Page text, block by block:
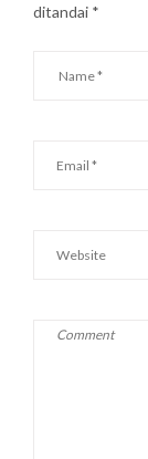
ditandai *